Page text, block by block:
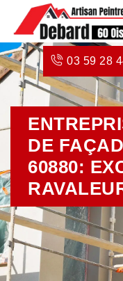
03 59 28
DE
60880: